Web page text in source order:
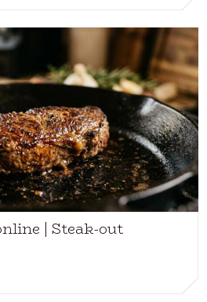
| Steak-out